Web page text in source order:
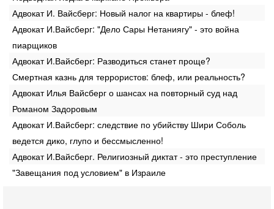
Адвокат И. Вайсберг: Новый налог на квартиры - блеф!
Адвокат И.Вайсберг: "Дело Сары Нетаниягу" - это война
пиарщиков
Адвокат И.Вайсберг: Разводиться станет проще?
Смертная казнь для террористов: блеф, или реальность?
Адвокат Илья Вайсберг о шансах на повторный суд над
Романом Задоровым
Адвокат И.Вайсберг: следствие по убийству Шири Соболь
ведется дико, глупо и бессмысленно!
Адвокат И.Вайсберг. Религиозный диктат - это преступление
"Завещания под условием" в Израиле